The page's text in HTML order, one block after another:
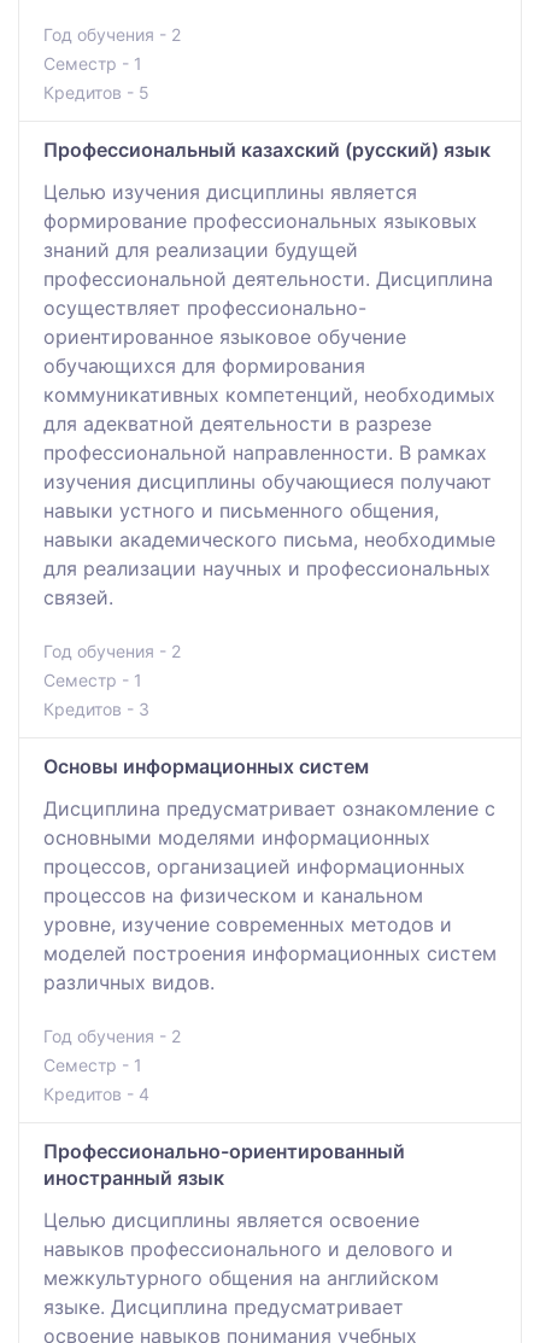
Год обучения - 2
Семестр - 1
Кредитов - 5
Профессиональный казахский (русский) язык
Целью изучения дисциплины является
формирование профессиональных языковых
знаний для реализации будущей
профессиональной деятельности. Дисциплина
осуществляет профессионально-
ориентированное языковое обучение
обучающихся для формирования
коммуникативных компетенций, необходимых
для адекватной деятельности в разрезе
профессиональной направленности. В рамках
изучения дисциплины обучающиеся получают
навыки устного и письменного общения,
навыки академического письма, необходимые
для реализации научных и профессиональных
связей.
Год обучения - 2
Семестр - 1
Кредитов - 3
Основы информационных систем
Дисциплина предусматривает ознакомление с
основными моделями информационных
процессов, организацией информационных
процессов на физическом и канальном
уровне, изучение современных методов и
моделей построения информационных систем
различных видов.
Год обучения - 2
Семестр - 1
Кредитов - 4
Профессионально-ориентированный
иностранный язык
Целью дисциплины является освоение
навыков профессионального и делового и
межкультурного общения на английском
языке. Дисциплина предусматривает
освоение навыков понимания учебных